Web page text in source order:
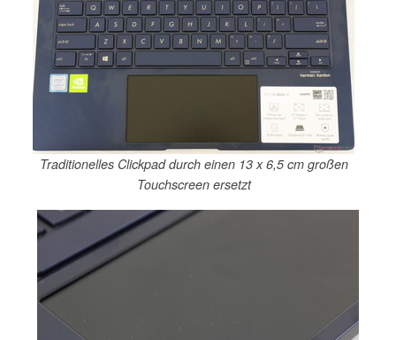
Traditionelles Clickpad durch einen 13 x 6,5 cm großen
Touchscreen ersetzt